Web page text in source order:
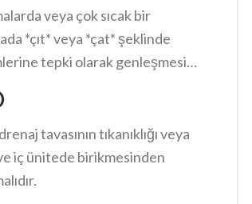
veya çok sıcak bir
*çıt* veya *çat* şeklinde
tepki olarak genleşmesi
tavasının tıkanıklığı veya
iç ünitede birikmesinden